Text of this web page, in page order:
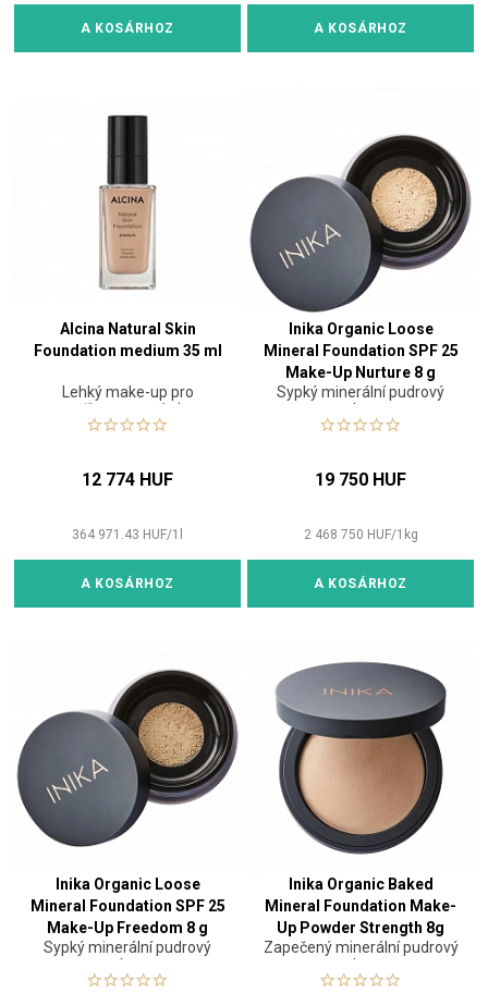
A KOSÁRHOZ A KOSÁRHOZ
Alcina Natural Skin
Foundation medium 35 ml
Lehký make-up pro
přirozenou pleť
12 774 HUF
364 971.43 HUF/1
A KOSÁRHOZ
Inika Organic Loose
Mineral Foundation SPF 25
Make-Up Nurture 8 g
Sypký minerální pudrový
make-up
19 750 HUF
2 468 750 HUF/1 kg
A KOSÁRHOZ
Inika Organic Loose
Mineral Foundation SPF 25
Make-Up Freedom 8 g
Sypký minerální pudrový
make-up
Inika Organic Baked
Mineral Foundation Make-
Up Powder Strength 8g
Zapečený minerální pudrový
make-up